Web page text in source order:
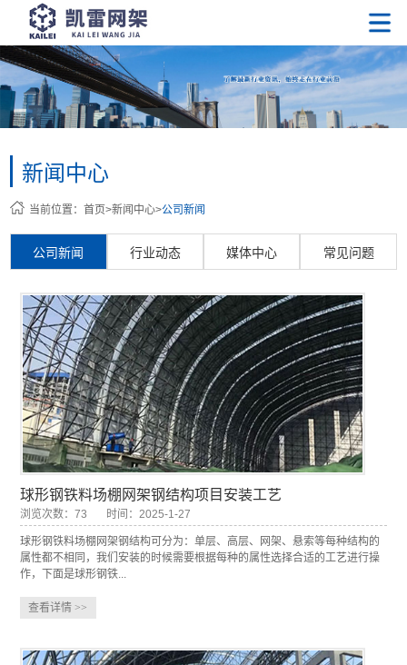
新闻中心
当前位置：首页>新闻中心>公司新闻
公司新闻 行业动态 媒体中心 常见问题
球形钢铁料场棚网架钢结构项目安装工艺
浏览次数：73 时间：2025-1-27
球形钢铁料场棚网架钢结构可分为：单层、高层、网架、悬索等每种结构的
属性都不相同，我们安装的时候需要根据每种的属性选择合适的工艺进行操
作，下面是球形钢铁...
查看详情 >>